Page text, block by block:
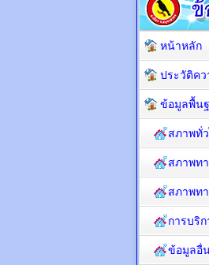
หน้าหลัก
ประวัติคว
ข้อมูลพื้น
สภาพทั่
สภาพท
สภาพท
การบริ
ข้อมูลอื่